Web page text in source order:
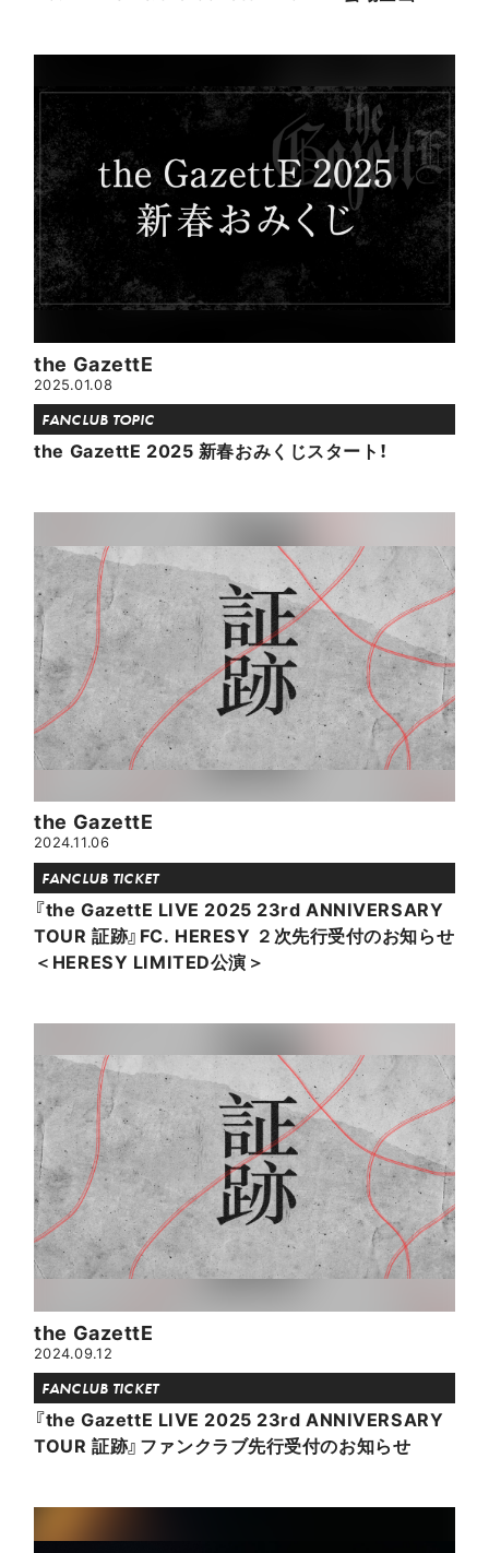
the GazettE
2025.01.08
FANCLUB TOPIC
the GazettE 2025 新春おみくじスタート！
the GazettE
2024.11.06
FANCLUB TICKET
『the GazettE LIVE 2025 23rd ANNIVERSARY
TOUR 証跡』FC. HERESY ２次先行受付のお知らせ
＜HERESY LIMITED公演＞
the GazettE
2024.09.12
FANCLUB TICKET
『the GazettE LIVE 2025 23rd ANNIVERSARY
TOUR 証跡』ファンクラブ先行受付のお知らせ